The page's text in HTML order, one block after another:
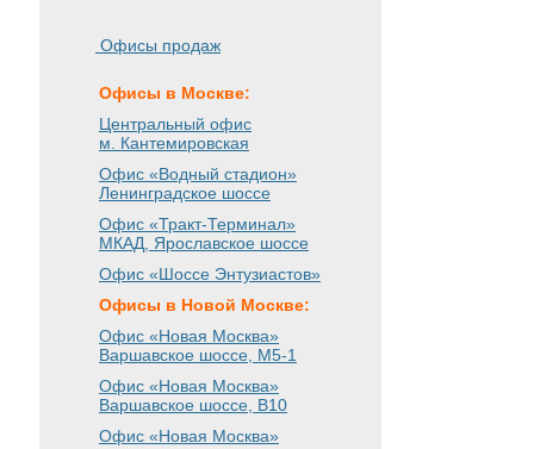
Офисы продаж
Офисы в Москве:
Центральный офис
м. Кантемировская
Офис «Водный стадион»
Ленинградское шоссе
Офис «Тракт-Терминал»
МКАД, Ярославское шоссе
Офис «Шоссе Энтузиастов»
Офисы в Новой Москве:
Офис «Новая Москва»
Варшавское шоссе , М5-1
Офис «Новая Москва»
Варшавское шоссе , B10
Офис «Новая Москва»